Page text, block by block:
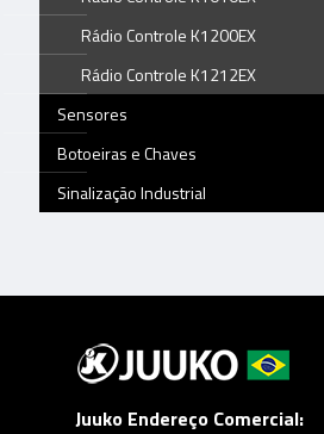
Rádio Controle K1200EX
Rádio Controle K1212EX
Sensores
Botoeiras e Chaves
Sinalização Industrial
Juuko Endereço Comercial: